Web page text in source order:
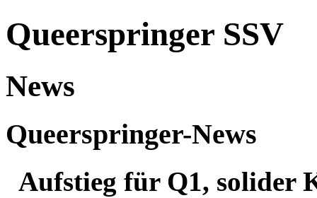
Queerspringer SSV
News
Queerspringer-News
Aufstieg für Q1, solider